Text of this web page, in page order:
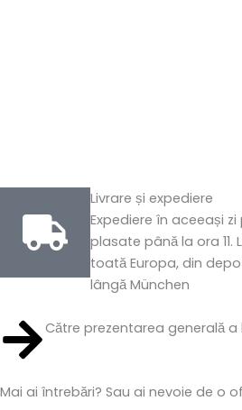
Livrare și expediere
Expediere în aceeași
plasate până la ora 11.
toată Europa, din
lângă München
Către prezentarea generală a
Mai ai întrebări? Sau ai nevoie de o